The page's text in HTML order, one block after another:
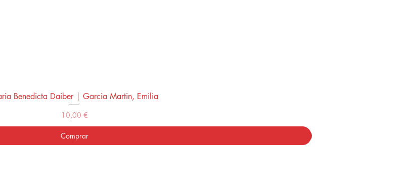
Vista rápida
Benedicta Daiber | Garcia Martin, Emilia
Precio
10,00 €
Comprar